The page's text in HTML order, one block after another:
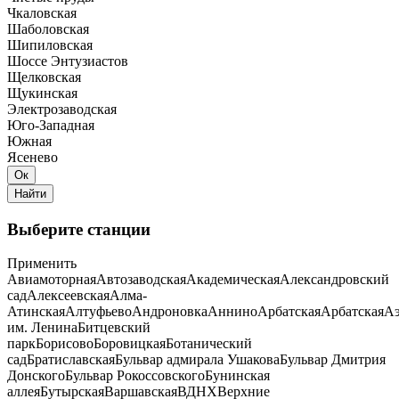
Чкаловская
Шаболовская
Шипиловская
Шоссе Энтузиастов
Щелковская
Щукинская
Электрозаводская
Юго-Западная
Южная
Ясенево
Выберите станции
Применить
АвиамоторнаяАвтозаводскаяАкадемическаяАлександровский
садАлексеевскаяАлма-
АтинскаяАлтуфьевоАндроновкаАнниноАрбатскаяАрбатская
им. ЛенинаБитцевский
паркБорисовоБоровицкаяБотанический
садБратиславскаяБульвар адмирала УшаковаБульвар Дмитрия
ДонскогоБульвар РокоссовскогоБунинская
аллеяБутырскаяВаршавскаяВДНХВерхние